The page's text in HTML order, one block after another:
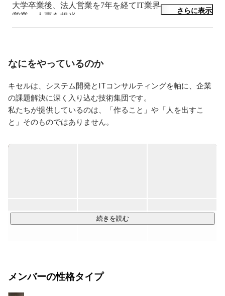
大学卒業後、法人営業を7年を経てIT業界へ。
営業・人事を担当。
さらに表示
なにをやっているのか
キセルは、システム開発とITコンサルティングを軸に、企業
の課題解決に深く入り込む技術集団です。
私たちが提供しているのは、「作ること」や「人を出すこ
と」そのものではありません。
・既存システムやパッケージの再設計・改善
◎ITコンサルティング
続きを読む
メンバーの性格タイプ